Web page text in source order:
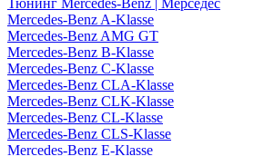
Тюнинг Mercedes-Benz | Мерседес
Mercedes-Benz A-Klasse
Mercedes-Benz AMG GT
Mercedes-Benz B-Klasse
Mercedes-Benz C-Klasse
Mercedes-Benz CLA-Klasse
Mercedes-Benz CLK-Klasse
Mercedes-Benz CL-Klasse
Mercedes-Benz CLS-Klasse
Mercedes-Benz E-Klasse